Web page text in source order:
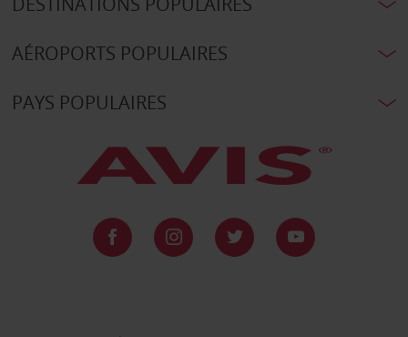
AÉROPORTS POPULAIRES
PAYS POPULAIRES